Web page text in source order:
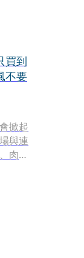
買到
不要
掀起
與連
肉品